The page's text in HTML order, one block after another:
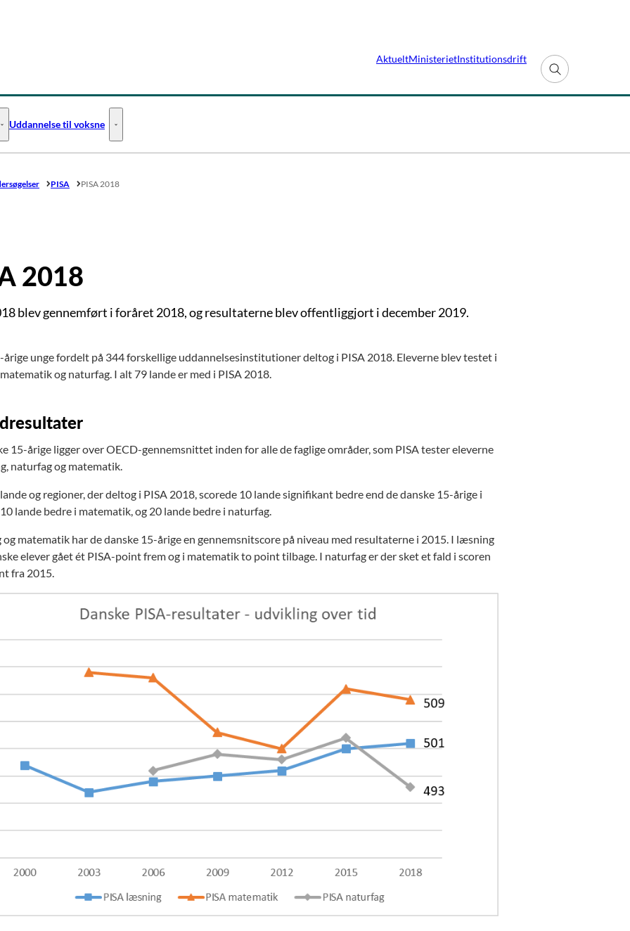
AktueltMinisterietInstitutionsdrift
Fold søgefelt ud
Uddannelse til unge - Flere links
Uddannelse til voksne Uddannelse til voksne - Flere links
PISA PISA 2018
2018
blev gennemført i foråret 2018, og resultaterne blev offentliggjort i december 2019.
årige unge fordelt på 344 forskellige uddannelsesinstitutioner deltog i PISA 2018. Eleverne blev testet i
og naturfag. I alt 79 lande er med i PISA 2018.
15-årige ligger over OECD-gennemsnittet inden for alle de faglige områder, som PISA tester eleverne
naturfag og matematik.
og regioner, der deltog i PISA 2018, scorede 10 lande signifikant bedre end de danske 15-årige i
lande bedre i matematik, og 20 lande bedre i naturfag.
matematik har de danske 15-årige en gennemsnitscore på niveau med resultaterne i 2015. I læsning
elever gået ét PISA-point frem og i matematik to point tilbage. I naturfag er der sket et fald i scoren
fra 2015.